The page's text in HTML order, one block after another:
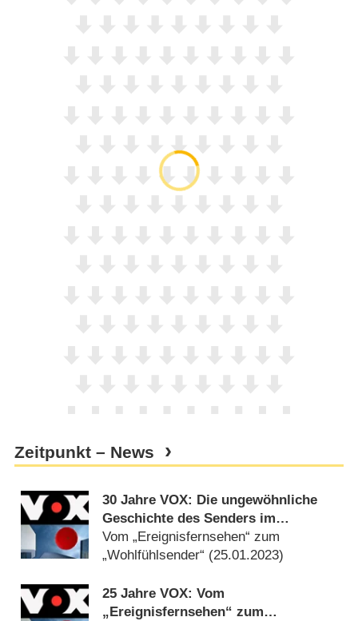
Zeitpunkt – News
30 Jahre VOX: Die ungewöhnliche
Geschichte des Senders im
Rückblick
Vom „Ereignisfernsehen“ zum
„Wohlfühlsender“ (25.01.2023)
25 Jahre VOX: Vom
„Ereignisfernsehen“ zum